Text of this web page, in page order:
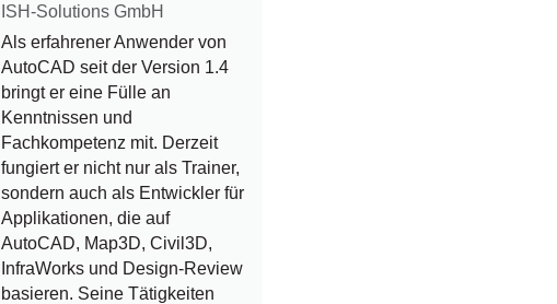
ISH-Solutions GmbH
Als erfahrener Anwender von
AutoCAD seit der Version 1.4
bringt er eine Fülle an
Kenntnissen und
Fachkompetenz mit. Derzeit
fungiert er nicht nur als Trainer,
sondern auch als Entwickler für
Applikationen, die auf
AutoCAD, Map3D, Civil3D,
InfraWorks und Design-Review
basieren. Seine Tätigkeiten